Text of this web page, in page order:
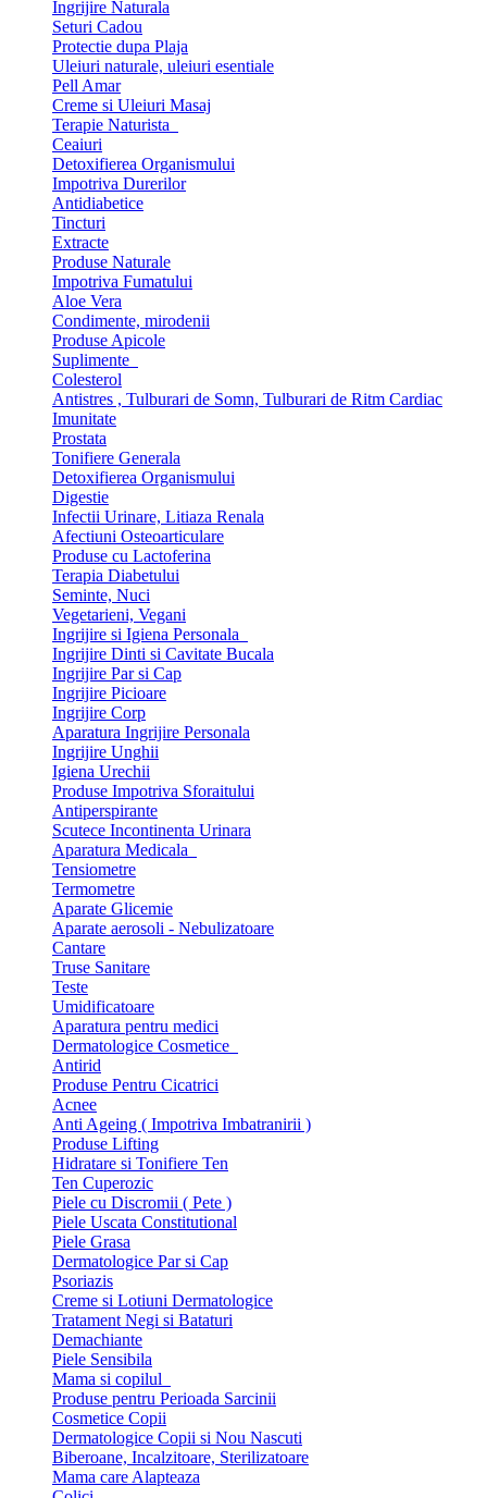
Ingrijire Naturala
Seturi Cadou
Protectie dupa Plaja
Uleiuri naturale, uleiuri esentiale
Pell Amar
Creme si Uleiuri Masaj
Terapie Naturista
Ceaiuri
Detoxifierea Organismului
Impotriva Durerilor
Antidiabetice
Tincturi
Extracte
Produse Naturale
Impotriva Fumatului
Aloe Vera
Condimente, mirodenii
Produse Apicole
Suplimente
Colesterol
Antistres , Tulburari de Somn, Tulburari de Ritm Cardiac
Imunitate
Prostata
Tonifiere Generala
Detoxifierea Organismului
Digestie
Infectii Urinare, Litiaza Renala
Afectiuni Osteoarticulare
Produse cu Lactoferina
Terapia Diabetului
Seminte, Nuci
Vegetarieni, Vegani
Ingrijire si Igiena Personala
Ingrijire Dinti si Cavitate Bucala
Ingrijire Par si Cap
Ingrijire Picioare
Ingrijire Corp
Aparatura Ingrijire Personala
Ingrijire Unghii
Igiena Urechii
Produse Impotriva Sforaitului
Antiperspirante
Scutece Incontinenta Urinara
Aparatura Medicala
Tensiometre
Termometre
Aparate Glicemie
Aparate aerosoli - Nebulizatoare
Cantare
Truse Sanitare
Teste
Umidificatoare
Aparatura pentru medici
Dermatologice Cosmetice
Antirid
Produse Pentru Cicatrici
Acnee
Anti Ageing ( Impotriva Imbatranirii )
Produse Lifting
Hidratare si Tonifiere Ten
Ten Cuperozic
Piele cu Discromii ( Pete )
Piele Uscata Constitutional
Piele Grasa
Dermatologice Par si Cap
Psoriazis
Creme si Lotiuni Dermatologice
Tratament Negi si Bataturi
Demachiante
Piele Sensibila
Mama si copilul
Produse pentru Perioada Sarcinii
Cosmetice Copii
Dermatologice Copii si Nou Nascuti
Biberoane, Incalzitoare, Sterilizatoare
Mama care Alapteaza